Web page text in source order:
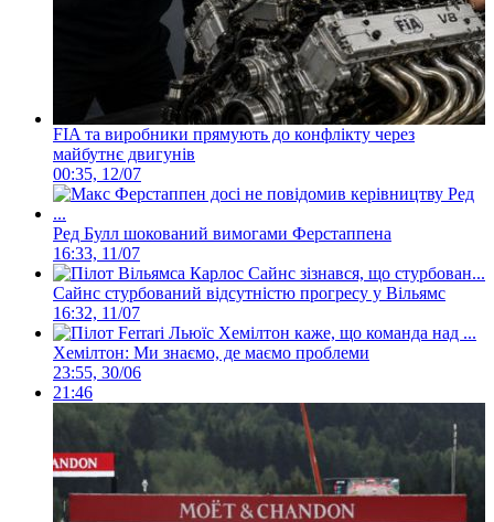
FIA та виробники прямують до конфлікту через
майбутнє двигунів
00:35, 12/07
Ред Булл шокований вимогами Ферстаппена
16:33, 11/07
Сайнс стурбований відсутністю прогресу у Вільямс
16:32, 11/07
Хемілтон: Ми знаємо, де маємо проблеми
23:55, 30/06
21:46